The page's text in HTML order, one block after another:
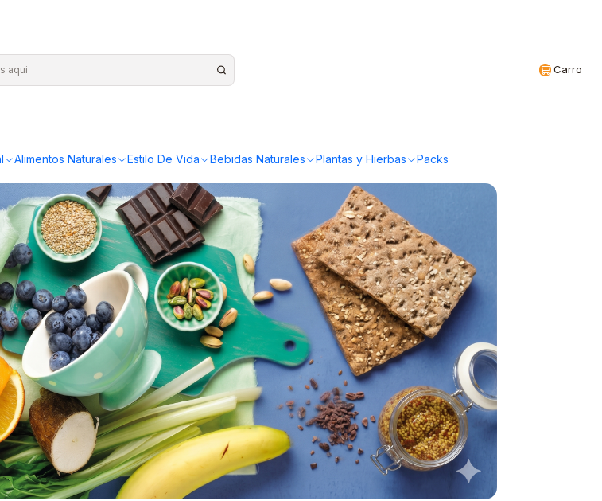
Carro
Alimentos Naturales Estilo De Vida Bebidas Naturales Plantas y Hierbas Packs
combatir el estrés